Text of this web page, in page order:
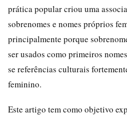
prática popular criou uma
sobrenomes e nomes próprios
principalmente porque
ser usados como primeiros
se referências culturais
feminino.
Este artigo tem como objetivo